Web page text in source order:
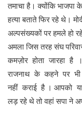
तमाचा है। क्योंकि भाजपा
हत्या बताते फिर रहे थे।
अल्पसंख्यकों पर हमले हो
अमला जिस तरह संघ
कमज़ोर होता जारहा है
राजनाथ के कहने पर
नहीं कराई है । आपको
लड़ रहे थे तो वहां सपा ने